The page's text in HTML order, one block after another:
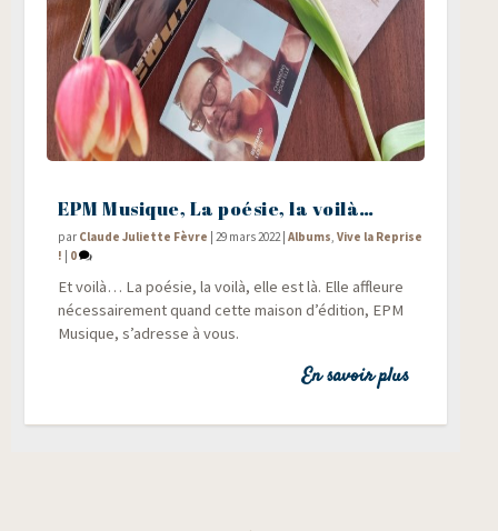
EPM Musique, La poésie, la voilà…
par Claude Juliette Fèvre |29 mars 2022 |Albums ,Vive la Reprise
! | 0
Et voi­là… La poé­sie, la voi­là, elle est là. Elle affleure
néces­sai­re­ment quand cette mai­son d’édition, EPM
Musique, s’adresse à vous.
En savoir plus